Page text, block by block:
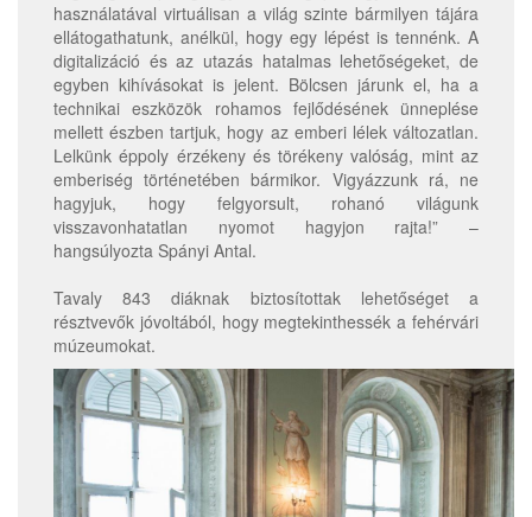
használatával virtuálisan a világ szinte bármilyen tájára
ellátogathatunk, anélkül, hogy egy lépést is tennénk. A
digitalizáció és az utazás hatalmas lehetőségeket, de
egyben kihívásokat is jelent. Bölcsen járunk el, ha a
technikai eszközök rohamos fejlődésének ünneplése
mellett észben tartjuk, hogy az emberi lélek változatlan.
Lelkünk éppoly érzékeny és törékeny valóság, mint az
emberiség történetében bármikor. Vigyázzunk rá, ne
hagyjuk, hogy felgyorsult, rohanó világunk
visszavonhatatlan nyomot hagyjon rajta!” –
hangsúlyozta Spányi Antal.
Tavaly 843 diáknak biztosítottak lehetőséget a
résztvevők jóvoltából, hogy megtekinthessék a fehérvári
múzeumokat.